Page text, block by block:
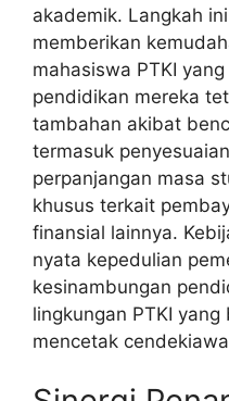
akademik. Langkah
memberikan
mahasiswa PTKI
pendidikan mereka
tambahan akibat
termasuk
perpanjangan masa
khusus terkait
finansial lainnya.
nyata kepedulian
kesinambungan
lingkungan PTKI
mencetak